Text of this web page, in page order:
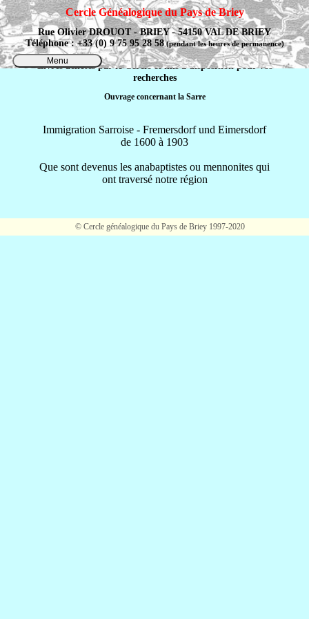
Cercle Généalogique du Pays de Briey
Rue Olivier DROUOT - BRIEY - 54150 VAL DE BRIEY
Téléphone : +33 (0) 9 75 95 28 58(pendant les heures de permanence)
Menu
Livres achetés par le Cercle et mis à disposition pour vos
recherches
Ouvrage concernant la Sarre
Immigration Sarroise - Fremersdorf und Eimersdorf
de 1600 à 1903
Que sont devenus les anabaptistes ou mennonites qui
ont traversé notre région
© Cercle généalogique du Pays de Briey 1997-2020